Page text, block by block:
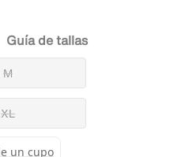
M
XL
Guía de tallas